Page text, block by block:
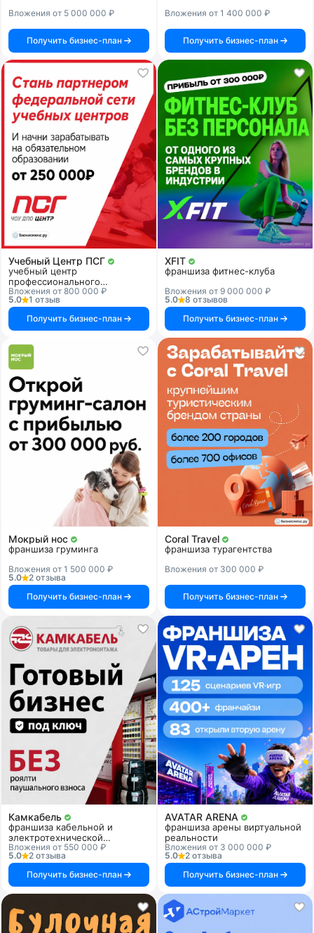
Вложения от 5 000 000 ₽
Получить бизнес-план
Вложения от 1 400 000 ₽
Получить бизнес-план
Учебный Центр ПСГ
учебный центр
профессионального
образования
Вложения от 800 000 ₽
5.0
1 отзыв
Получить бизнес-план
XFIT
франшиза фитнес-клуба
Вложения от 9 000 000 ₽
5.0
8 отзывов
Получить бизнес-план
Мокрый нос
франшиза груминга
Вложения от 1 500 000 ₽
5.0
2 отзыва
Получить бизнес-план
Coral Travel
франшиза турагентства
Вложения от 300 000 ₽
Получить бизнес-план
Камкабель
франшиза кабельной и
электротехнической
продукции
Вложения от 550 000 ₽
5.0
2 отзыва
Получить бизнес-план
AVATAR ARENA
франшиза арены виртуальной
реальности
Вложения от 3 000 000 ₽
5.0
2 отзыва
Получить бизнес-план